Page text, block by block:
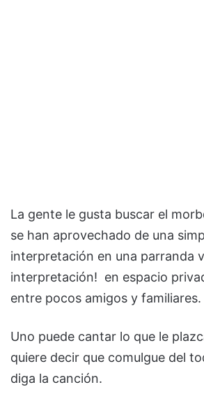
La gente le gusta buscar el
se han aprovechado de una
interpretación en una parranda
interpretación! en espacio
entre pocos amigos y familiares.
Uno puede cantar lo que le
quiere decir que comulgue del
diga la canción.